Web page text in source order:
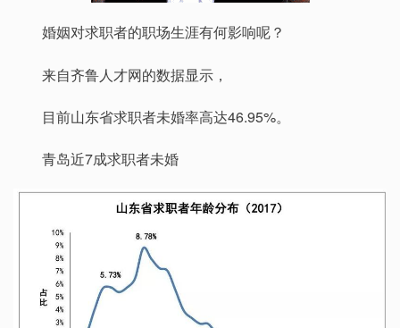
婚姻对求职者的职场生涯有何影响呢？
来自齐鲁人才网的数据显示，
目前山东省求职者未婚率高达46.95%。
青岛近7成求职者未婚